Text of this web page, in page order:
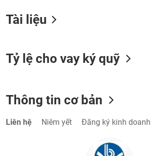
Tài liệu
Tỷ lệ cho vay ký quỹ
Thông tin cơ bản
Liên hệ Niêm yết Đăng ký kinh doanh
Tin
tức
Bài
giả
(-)